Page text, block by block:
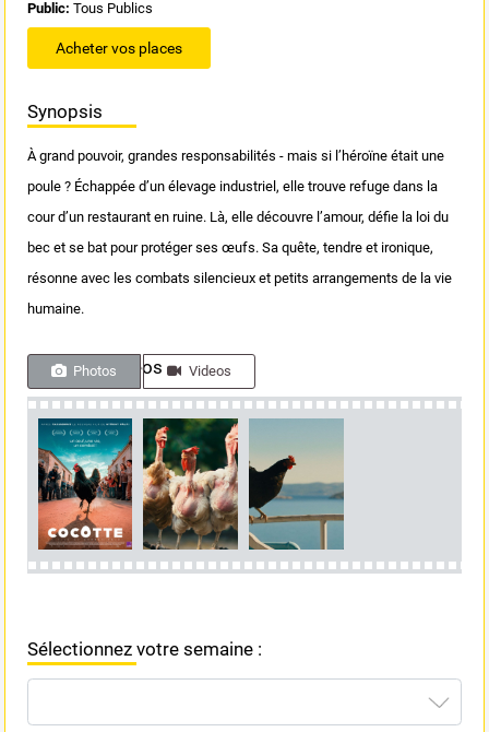
Public:Tous Publics
Acheter vos places
Synopsis
À grand pouvoir, grandes responsabilités - mais si l’héroïne était une
poule ? Échappée d’un élevage industriel, elle trouve refuge dans la
cour d’un restaurant en ruine. Là, elle découvre l’amour, défie la loi du
bec et se bat pour protéger ses œufs. Sa quête, tendre et ironique,
résonne avec les combats silencieux et petits arrangements de la vie
humaine.
Photos & videos
Photos Videos
Sélectionnez votre semaine :